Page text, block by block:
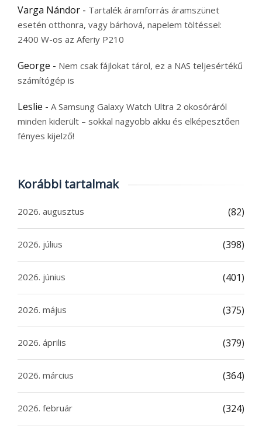
Varga Nándor - Tartalék áramforrás áramszünet
esetén otthonra, vagy bárhová, napelem töltéssel:
2400 W-os az Aferiy P210
George - Nem csak fájlokat tárol, ez a NAS teljesértékű
számítógép is
Leslie - A Samsung Galaxy Watch Ultra 2 okosóráról
minden kiderült – sokkal nagyobb akku és elképesztően
fényes kijelző!
Korábbi tartalmak
2026. augusztus (82)
2026. július (398)
2026. június (401)
2026. május (375)
2026. április (379)
2026. március (364)
2026. február (324)